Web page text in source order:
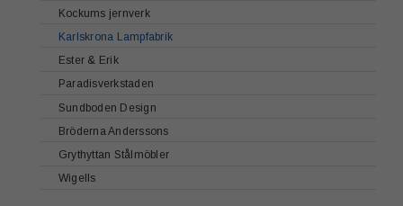
Kockums jernverk
Karlskrona Lampfabrik
Ester & Erik
Paradisverkstaden
Sundboden Design
Bröderna Anderssons
Grythyttan Stålmöbler
Wigells